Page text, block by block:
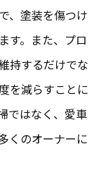
、塗装を傷つけ
す。また、プロ
持するだけでな
を減らすことに
ではなく、愛車
くのオーナーに